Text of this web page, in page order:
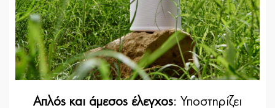
Απλός και άμεσος έλεγχος: Υποστηρίζει